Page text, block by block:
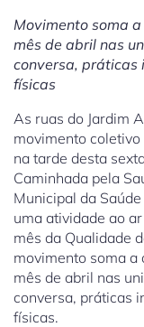
Movimento soma
mês de abril nas
conversa, práticas
físicas
As ruas do Jardim
movimento
na tarde desta
Caminhada pela
Municipal da
uma atividade ao
mês da Qualidade
movimento soma a
mês de abril nas
conversa, práticas
físicas.